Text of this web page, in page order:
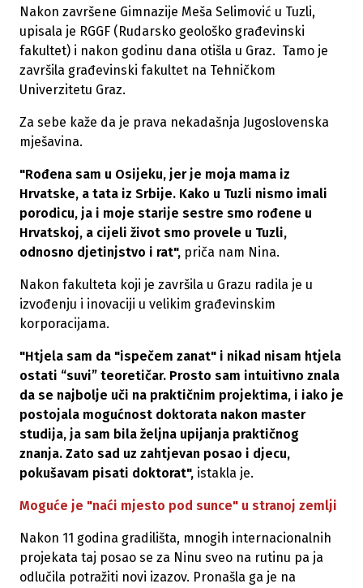
Nakon završene Gimnazije Meša Selimović u Tuzli,
upisala je RGGF (Rudarsko geološko građevinski
fakultet) i nakon godinu dana otišla u Graz. Tamo je
završila građevinski fakultet na Tehničkom
Univerzitetu Graz.
Za sebe kaže da je prava nekadašnja Jugoslovenska
mješavina.
"Rođena sam u Osijeku, jer je moja mama iz
Hrvatske, a tata iz Srbije. Kako u Tuzli nismo imali
porodicu, ja i moje starije sestre smo rođene u
Hrvatskoj, a cijeli život smo provele u Tuzli,
odnosno djetinjstvo i rat", priča nam Nina.
Nakon fakulteta koji je završila u Grazu radila je u
izvođenju i inovaciji u velikim građevinskim
korporacijama.
"Htjela sam da "ispečem zanat" i nikad nisam htjela
ostati “suvi” teoretičar. Prosto sam intuitivno znala
da se najbolje uči na praktičnim projektima, i iako je
postojala mogućnost doktorata nakon master
studija, ja sam bila željna upijanja praktičnog
znanja. Zato sad uz zahtjevan posao i djecu,
pokušavam pisati doktorat", istakla je.
Moguće je "naći mjesto pod sunce" u stranoj zemlji
Nakon 11 godina gradilišta, mnogih internacionalnih
projekata taj posao se za Ninu sveo na rutinu pa ja
odlučila potražiti novi izazov. Pronašla ga je na